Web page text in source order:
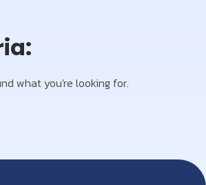
what you're looking for.